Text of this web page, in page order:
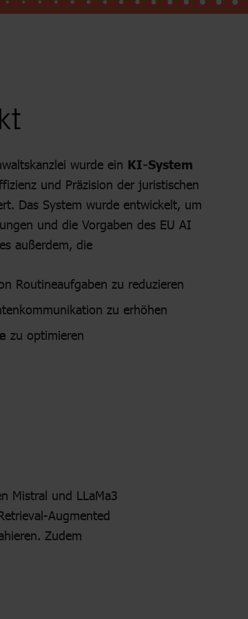
wurde ein KI-System
und Präzision der juristischen
Das System wurde entwickelt, um
und die Vorgaben des EU AI
außerdem, die
Routineaufgaben zu reduzieren
zu erhöhen
zu optimieren
Mistral und LLaMa3
Augmented
Zudem